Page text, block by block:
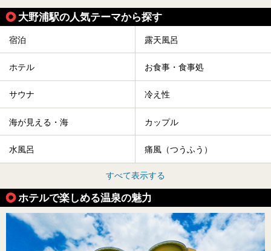
大野浦駅の人気テーマから探す
宿泊 露天風呂
ホテル お食事・食事処
サウナ 冷え性
海が見える・海 カップル
水風呂 痛風（つうふう）
すべて表示する
ホテルで楽しめる温泉の魅力